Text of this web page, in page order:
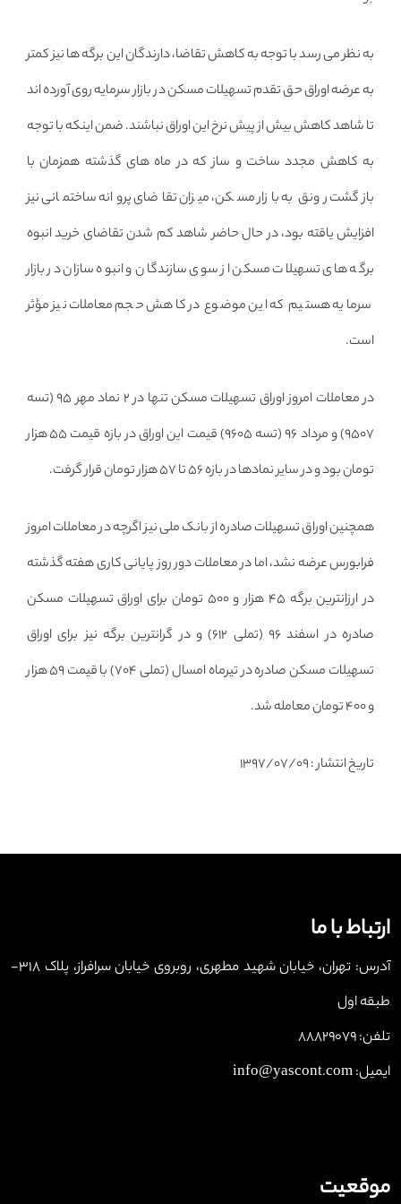
به نظر می رسد با توجه به کاهش تقاضا، دارندگان این برگه ها نیز کمتر
به عرضه اوراق حق تقدم تسهیلات مسکن در بازار سرمایه روی آورده اند
تا شاهد کاهش بیش از پیش نرخ این اوراق نباشند. ضمن اینکه با توجه
به کاهش مجدد ساخت و ساز که در ماه های گذشته همزمان با
بازگشت رونق به بازار مسکن، میزان تقاضای پروانه ساختمانی نیز
افزایش یاقته بود، در حال حاضر شاهد کم شدن تقاضای خرید انبوه
برگه های تسهیلات مسکن از سوی سازندگان و انبوه سازان در بازار
سرمایه هستیم که این موضوع در کاهش حجم معاملات نیز مؤثر
است.
در معاملات امروز اوراق تسهیلات مسکن تنها در ۲ نماد مهر ۹۵ (تسه
۹۵۰۷) و مرداد ۹۶ (تسه ۹۶۰۵) قیمت این اوراق در بازه قیمت ۵۵ هزار
تومان بود و در سایر نمادها در بازه ۵۶ تا ۵۷ هزار تومان قرار گرفت.
همچنین اوراق تسهیلات صادره از بانک ملی نیز اگرچه در معاملات امروز
فرابورس عرضه نشد، اما در معاملات دور روز پایانی کاری هفته گذشته
در ارزانترین برگه ۴۵ هزار و ۵۰۰ تومان برای اوراق تسهیلات مسکن
صادره در اسفند ۹۶ (تملی ۶۱۲) و در گرانترین برگه نیز برای اوراق
تسهیلات مسکن صادره در تیرماه امسال (تملی ۷۰۴) با قیمت ۵۹ هزار
و ۴۰۰ تومان معامله شد.
تاریخ انتشار : ۱۳۹۷/۰۷/۰۹
ارتباط با ما
آدرس: تهران، خیابان شهید مطهری، روبروی خیابان سرافراز، پلاک 318-
طبقه اول
تلفن: 88829079
ایمیل: info@yascont.com
موقعیت